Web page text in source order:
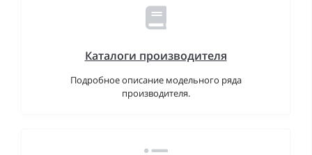
Каталоги производителя
Подробное описание модельного ряда
производителя.